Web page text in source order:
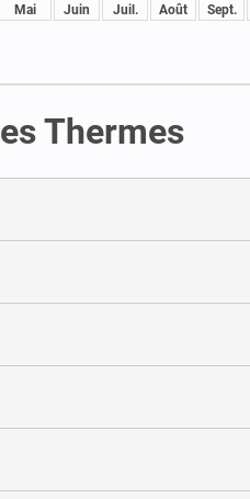
Mai Juin Juil. Août Sept.
Thermes